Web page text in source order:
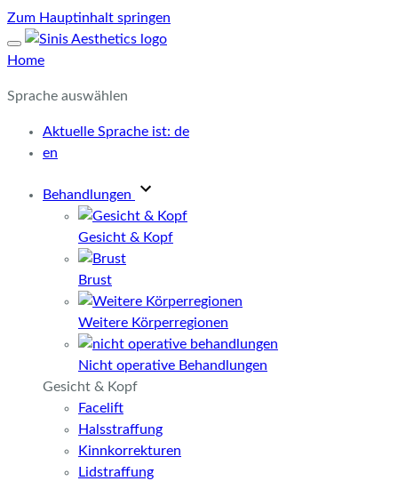
Zum Hauptinhalt springen
Home
Sprache auswählen
Aktuelle Sprache ist: de
en
Behandlungen
Gesicht & Kopf
Brust
Weitere Körperregionen
Nicht operative Behandlungen
Gesicht & Kopf
Facelift
Halsstraffung
Kinnkorrekturen
Lidstraffung